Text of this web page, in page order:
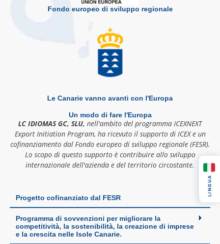
Fondo europeo di sviluppo regionale
Le Canarie vanno avanti con l'Europa
Un modo di fare l'Europa
LC IDIOMAS GC, SLU, nell'ambito del programma ICEXNEXT
Export Initiation Program, ha ricevuto il supporto di ICEX e un
cofinanziamento dal Fondo europeo di sviluppo regionale (FESR).
Lo scopo di questo supporto è contribuire allo sviluppo
internazionale dell'azienda e del territorio circostante.
Progetto cofinanziato dal FESR
Programma di sovvenzioni per migliorare la
competitività, la sostenibilità, la creazione di imprese
e la crescita nelle Isole Canarie.
LINGUA